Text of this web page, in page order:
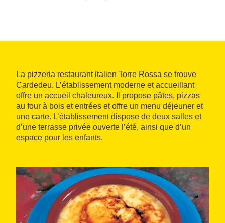
La pizzeria restaurant italien Torre Rossa se trouve
Cardedeu. L’établissement moderne et accueillant
offre un accueil chaleureux. Il propose pâtes, pizzas
au four à bois et entrées et offre un menu déjeuner et
une carte. L’établissement dispose de deux salles et
d’une terrasse privée ouverte l’été, ainsi que d’un
espace pour les enfants.